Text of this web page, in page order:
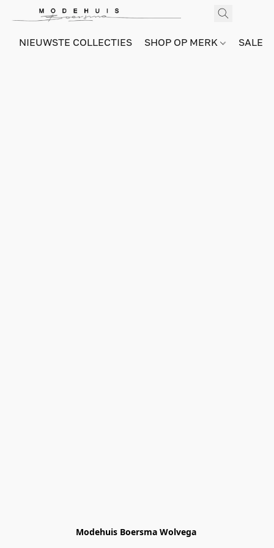
NIEUWSTE COLLECTIES SHOP OP MERK SALE
Modehuis Boersma Wolvega